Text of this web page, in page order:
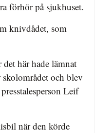
förhör på sjukhuset.
knivdådet, som
här hade lämnat
och blev
Leif
när den körde